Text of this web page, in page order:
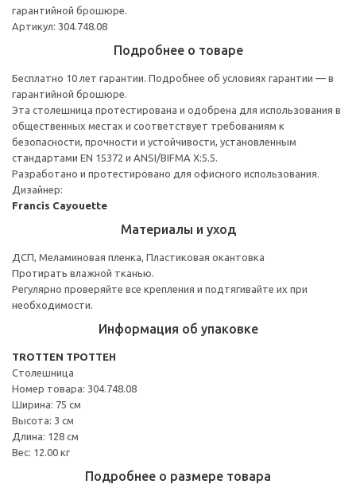
гарантийной брошюре.
Артикул: 304.748.08
Подробнее о товаре
Бесплатно 10 лет гарантии. Подробнее об условиях гарантии — в
гарантийной брошюре.
Эта столешница протестирована и одобрена для использования в
общественных местах и соответствует требованиям к
безопасности, прочности и устойчивости, установленным
стандартами EN 15372 и ANSI/BIFMA X:5.5.
Разработано и протестировано для офисного использования.
Дизайнер:
Francis Cayouette
Материалы и уход
ДСП, Меламиновая пленка, Пластиковая окантовка
Протирать влажной тканью.
Регулярно проверяйте все крепления и подтягивайте их при
необходимости.
Информация об упаковке
TROTTEN ТРОТТЕН
Столешница
Номер товара: 304.748.08
Ширина: 75 см
Высота: 3 см
Длина: 128 см
Вес: 12.00 кг
Подробнее о размере товара